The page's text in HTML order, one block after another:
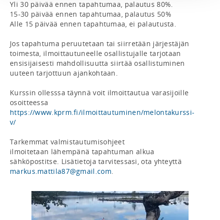
Yli 30 päivää ennen tapahtumaa, palautus 80%.
15-30 päivää ennen tapahtumaa, palautus 50%
Alle 15 päivää ennen tapahtumaa, ei palautusta.
Jos tapahtuma peruutetaan tai siirretään järjestäjän
toimesta, ilmoittautuneelle osallistujalle tarjotaan
ensisijaisesti mahdollisuutta siirtää osallistuminen
uuteen tarjottuun ajankohtaan.
Kurssin ollesssa täynnä voit ilmoittautua varasijoille
https://www.kprm.fi/ilmoittautuminen/melontakurssi-
v/
Tarkemmat valmistautumisohjeet
ilmoitetaan lähempänä tapahtuman alkua
markus.mattila87@gmail.com.